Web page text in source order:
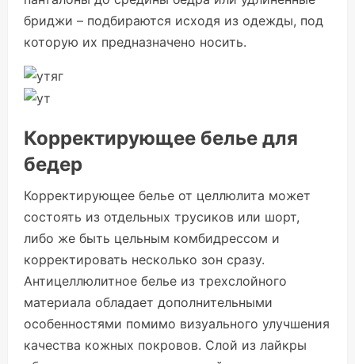
бриджи – подбираются исходя из одежды, под
которую их предназначено носить.
Корректирующее белье для
бедер
Корректирующее белье от целлюлита может
состоять из отдельных трусиков или шорт,
либо же быть цельным комбидрессом и
корректировать несколько зон сразу.
Антицеллюлитное белье из трехслойного
материала обладает дополнительными
особенностями помимо визуального улучшения
качества кожных покровов. Слой из лайкры